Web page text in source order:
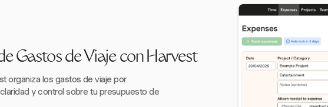
Gastos de Viaje con Harvest
organiza los gastos de viaje por
y control sobre tu presupuesto de